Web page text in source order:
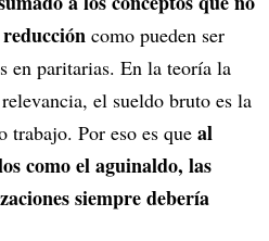
como pueden ser
en paritarias. En la teoría la
el sueldo bruto es la
trabajo. Por eso es que al
como el aguinaldo, las
siempre debería